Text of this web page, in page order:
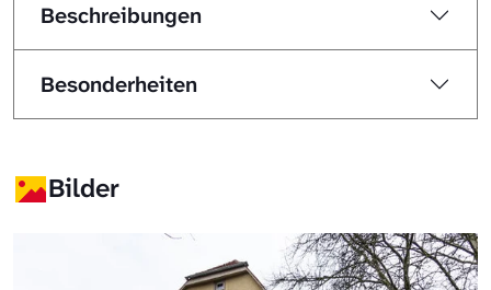
Beschreibungen
Besonderheiten
Bilder